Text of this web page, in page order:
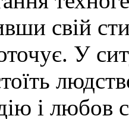
свій
У
і любов